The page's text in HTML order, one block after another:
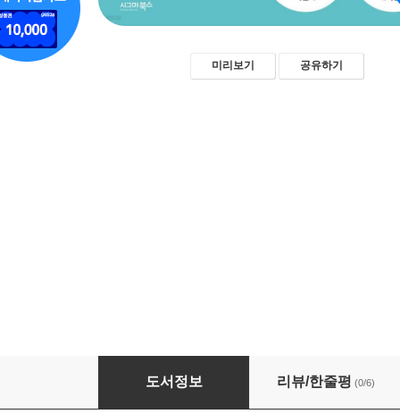
미리보기 공유하기
한 권으로 끝내는 재무제표 읽기
도서정보 리뷰/한줄평 (0/6)